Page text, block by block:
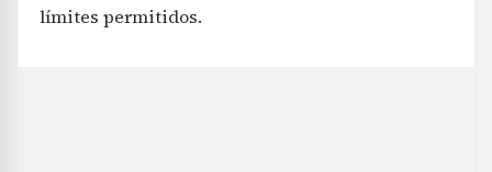
límites permitidos.